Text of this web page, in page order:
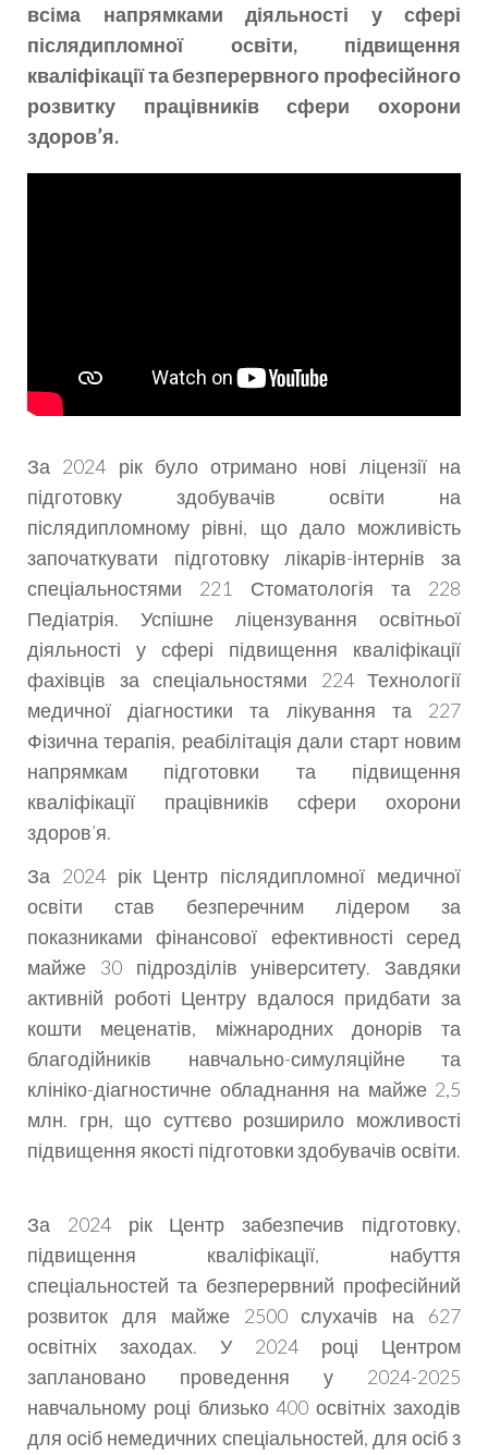
всіма напрямками діяльності у сфері
післядипломної освіти, підвищення
кваліфікації та безперервного професійного
розвитку працівників сфери охорони
здоров’я.
За 2024 рік було отримано нові ліцензії на
підготовку здобувачів освіти на
післядипломному рівні, що дало можливість
започаткувати підготовку лікарів-інтернів за
спеціальностями 221 Стоматологія та 228
Педіатрія. Успішне ліцензування освітньої
діяльності у сфері підвищення кваліфікації
фахівців за спеціальностями 224 Технології
медичної діагностики та лікування та 227
Фізична терапія, реабілітація дали старт новим
напрямкам підготовки та підвищення
кваліфікації працівників сфери охорони
здоров’я.
За 2024 рік Центр післядипломної медичної
освіти став безперечним лідером за
показниками фінансової ефективності серед
майже 30 підрозділів університету. Завдяки
активній роботі Центру вдалося придбати за
кошти меценатів, міжнародних донорів та
благодійників навчально-симуляційне та
клініко-діагностичне обладнання на майже 2,5
млн. грн, що суттєво розширило можливості
підвищення якості підготовки здобувачів освіти.
За 2024 рік Центр забезпечив підготовку,
підвищення кваліфікації, набуття
спеціальностей та безперервний професійний
розвиток для майже 2500 слухачів на 627
освітніх заходах. У 2024 році Центром
заплановано проведення у 2024-2025
навчальному році близько 400 освітніх заходів
для осіб немедичних спеціальностей, для осіб з